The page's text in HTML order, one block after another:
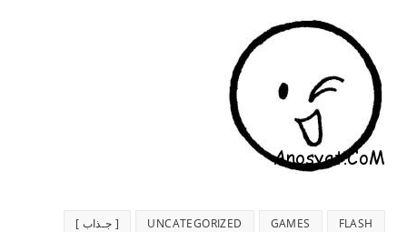
FLASH
GAMES
UNCATEGORIZED [ جـذاب ]